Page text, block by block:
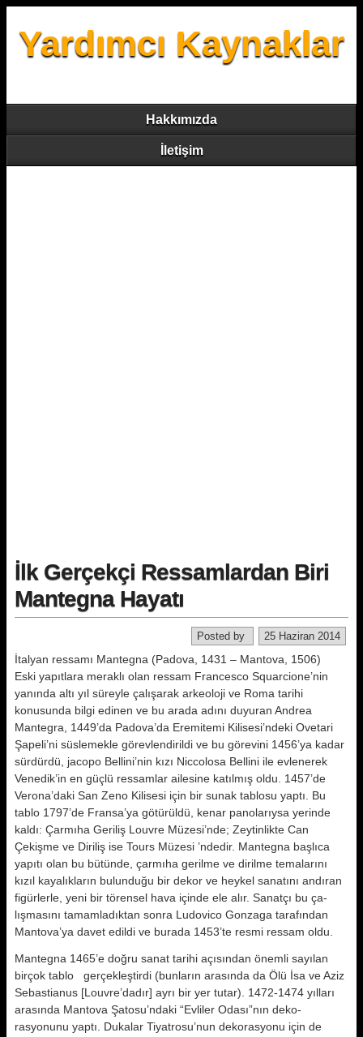
Yardımcı Kaynaklar
Hakkımızda
İletişim
İlk Gerçekçi Ressamlardan Biri
Mantegna Hayatı
25 Haziran 2014
Posted by
İtalyan ressamı Mantegna (Padova, 1431 – Mantova, 1506)
Eski yapıtlara meraklı olan ressam Francesco Squarcione’nin
yanında altı yıl süreyle çalışarak arkeoloji ve Roma tarihi
konusunda bilgi edinen ve bu arada adını duyuran Andrea
Mantegra, 1449’da Padova’da Eremitemi Kilisesi’ndeki Ovetari
Şapeli’ni süsle­mekle görevlendirildi ve bu görevini 1456’ya kadar
sürdürdü, jacopo Bellini’nin kızı Niccolosa Bellini ile evle­nerek
Venedik’in en güçlü ressamlar ailesine katılmış oldu. 1457’de
Verona’daki San Zeno Kilisesi için bir su­nak tablosu yaptı. Bu
tablo 1797’de Fransa’ya götürüldü, kenar panola­rıysa yerinde
kaldı: Çarmıha Geriliş Louvre Müzesi’nde; Zeytinlikte Can
Çekişme ve Diriliş ise Tours Müzesi ’ndedir. Mantegna başlıca
yapıtı olan bu bütünde, çarmıha gerilme ve dirilme temalarını
kızıl kayalıkların bulunduğu bir dekor ve heykel sanatını andıran
figürlerle, yeni bir tören­sel hava içinde ele alır. Sanatçı bu ça­
lışmasını tamamladıktan sonra Ludovico Gonzaga tarafından
Mantova’ya davet edildi ve burada 1453’te resmi ressam oldu.
Mantegna 1465’e doğru sanat tarihi açısından önemli sayılan
birçok tab­lo gerçekleştirdi (bunların arasında da Ölü İsa ve Aziz
Sebastianus [Louvre’dadır] ayrı bir yer tutar). 1472-1474 yılları
arasında Mantova Şatosu’ndaki “Evliler Odası”nın deko­
rasyonunu yaptı. Dukalar Tiyatrosu’nun dekorasyonu için de